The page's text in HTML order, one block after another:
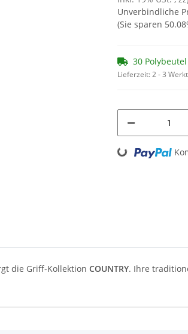
Unverbindliche
(Sie sparen
30
Lieferzeit:2 - 3
Loading...
die Griff-Kollektion COUNTRY. Ihre